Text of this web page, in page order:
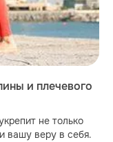
и плечевого
не только
вашу веру в себя.